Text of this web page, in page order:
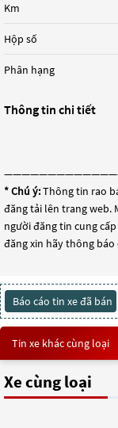
Km
Hộp số
Phân hạng
Thông tin chi tiết
* Chú ý:Thông tin rao
đăng tải lên trang web.
người đăng tin cung
đăng xin hãy thông
Báo cáo tin xe đã bán
Tin xe khác cùng loại
Xe cùng loại